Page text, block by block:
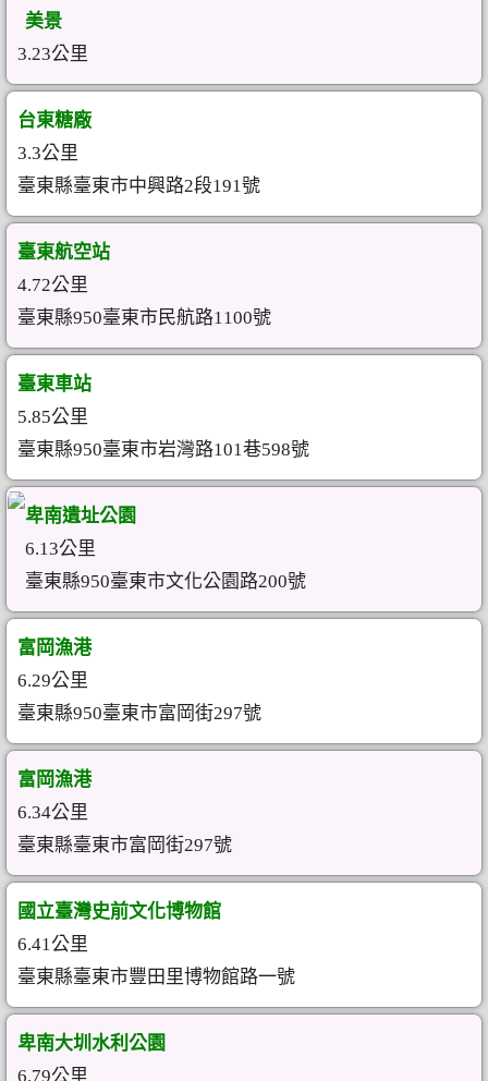
美景
3.23公里
台東糖廠
3.3公里
臺東縣臺東市中興路2段191號
臺東航空站
4.72公里
臺東縣950臺東市民航路1100號
臺東車站
5.85公里
臺東縣950臺東市岩灣路101巷598號
卑南遺址公園
6.13公里
臺東縣950臺東市文化公園路200號
富岡漁港
6.29公里
臺東縣950臺東市富岡街297號
富岡漁港
6.34公里
臺東縣臺東市富岡街297號
國立臺灣史前文化博物館
6.41公里
臺東縣臺東市豐田里博物館路一號
卑南大圳水利公園
6.79公里